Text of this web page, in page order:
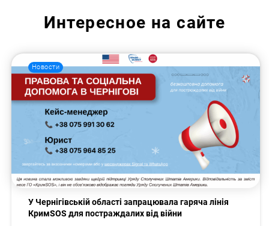
Интересное на сайте
Новости
У Чернігівській області запрацювала гаряча лінія
КримSOS для постраждалих від війни